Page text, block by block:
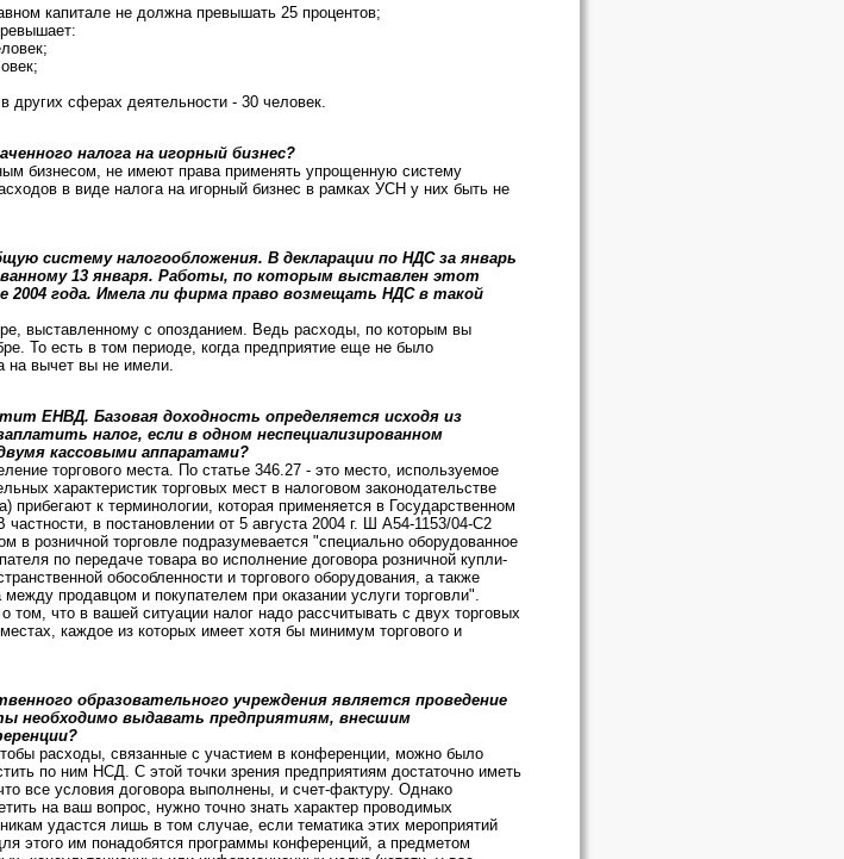
капитале не должна превышать 25 процентов;
других сферах деятельности - 30 человек.
налога на игорный бизнес?
бизнесом, не имеют права применять упрощенную систему
в виде налога на игорный бизнес в рамках УСН у них быть не
систему налогообложения. В декларации по НДС за январь
13 января. Работы, по которым выставлен этот
года. Имела ли фирма право возмещать НДС в такой
выставленному с опозданием. Ведь расходы, по которым вы
То есть в том периоде, когда предприятие еще не было
на вычет вы не имели.
ЕНВД. Базовая доходность определяется исходя из
налог, если в одном неспециализированном
кассовыми аппаратами?
торгового места. По статье 346.27 - это место, используемое
характеристик торговых мест в налоговом законодательстве
к терминологии, которая применяется в Государственном
в постановлении от 5 августа 2004 г. Ш А54-1153/04-С2
в розничной торговле подразумевается "специально оборудованное
по передаче товара во исполнение договора розничной купли-
обособленности и торгового оборудования, а также
продавцом и покупателем при оказании услуги торговли".
что в вашей ситуации налог надо рассчитывать с двух торговых
каждое из которых имеет хотя бы минимум торгового и
образовательного учреждения является проведение
необходимо выдавать предприятиям, внесшим
расходы, связанные с участием в конференции, можно было
по ним НСД. С этой точки зрения предприятиям достаточно иметь
все условия договора выполнены, и счет-фактуру. Однако
на ваш вопрос, нужно точно знать характер проводимых
удастся лишь в том случае, если тематика этих мероприятий
этого им понадобятся программы конференций, а предметом